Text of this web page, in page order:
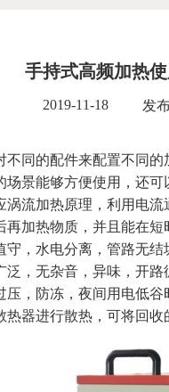
手持式高频加热
2019-11-18 发
同的配件来配置不同的
景能够方便使用，还
加热原理，利用电流
加热物质，并且能在
，水电分离，管路无
，无杂音，异味，开
压，防冻，夜间用电低
器进行散热，可将回